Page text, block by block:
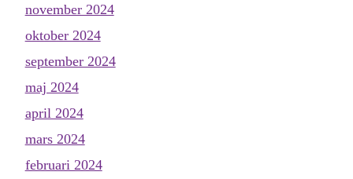
november 2024
oktober 2024
september 2024
maj 2024
april 2024
mars 2024
februari 2024